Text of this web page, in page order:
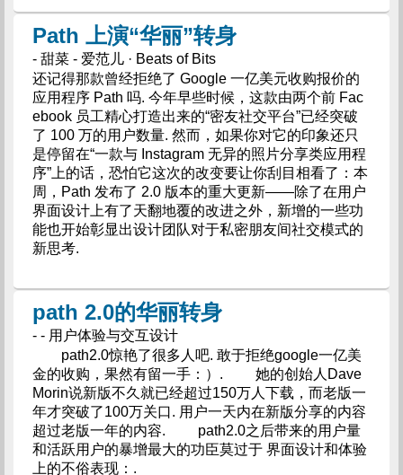
Path 上演“华丽”转身
- 甜菜 - 爱范儿 · Beats of Bits
还记得那款曾经拒绝了 Google 一亿美元收购报价的
应用程序 Path 吗. 今年早些时候，这款由两个前 Fac
ebook 员工精心打造出来的“密友社交平台”已经突破
了 100 万的用户数量. 然而，如果你对它的印象还只
是停留在“一款与 Instagram 无异的照片分享类应用程
序”上的话，恐怕它这次的改变要让你刮目相看了：本
周，Path 发布了 2.0 版本的重大更新——除了在用户
界面设计上有了天翻地覆的改进之外，新增的一些功
能也开始彰显出设计团队对于私密朋友间社交模式的
新思考.
path 2.0的华丽转身
- - 用户体验与交互设计
path2.0惊艳了很多人吧. 敢于拒绝google一亿美
金的收购，果然有留一手：）. 她的创始人Dave
Morin说新版不久就已经超过150万人下载，而老版一
年才突破了100万关口. 用户一天内在新版分享的内容
超过老版一年的内容. path2.0之后带来的用户量
和活跃用户的暴增最大的功臣莫过于 界面设计和体验
上的不俗表现：.